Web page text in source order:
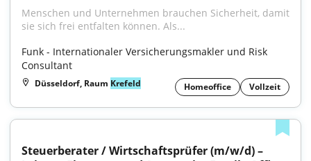
Menschen und Unternehmen brauchen Sicherheit, damit
sie sich frei entfalten können. Als...
Funk - Internationaler Versicherungsmakler und Risk
Consultant
Düsseldorf, Raum Krefeld Homeoffice Vollzeit
Steuerberater / Wirtschaftsprüfer (m/w/d) –